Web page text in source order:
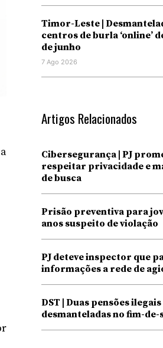
Timor-Leste |
centros de burla ‘online’
de junho
7 Ago 2026
Artigos Relacionados
Cibersegurança | PJ
respeitar privacidade e
de busca
Prisão preventiva para
anos suspeito de violação
PJ deteve inspector que
informações a rede de
DST | Duas pensões ilegais
desmanteladas no fim-de-